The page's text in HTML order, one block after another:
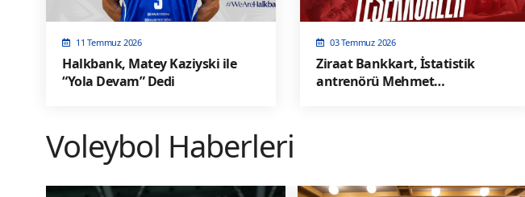
11 Temmuz 2026
Halkbank, Matey Kaziyski ile
“Yola Devam” Dedi
03 Temmuz 2026
Ziraat Bankkart, İstatistik
antrenörü Mehmet
Voleybol Haberleri